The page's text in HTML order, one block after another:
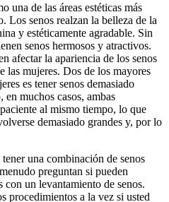
una de las áreas estéticas más
Los senos realzan la belleza de la
y estéticamente agradable. Sin
senos hermosos y atractivos.
afectar la apariencia de los senos
las mujeres. Dos de los mayores
es tener senos demasiado
muchos casos, ambas
al mismo tiempo, lo que
demasiado grandes y, por lo
una combinación de senos
preguntan si pueden
con un levantamiento de senos.
procedimientos a la vez si usted